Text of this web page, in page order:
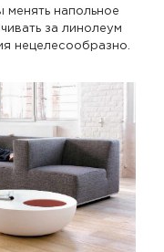
менять напольное
за линолеум
нецелесообразно.